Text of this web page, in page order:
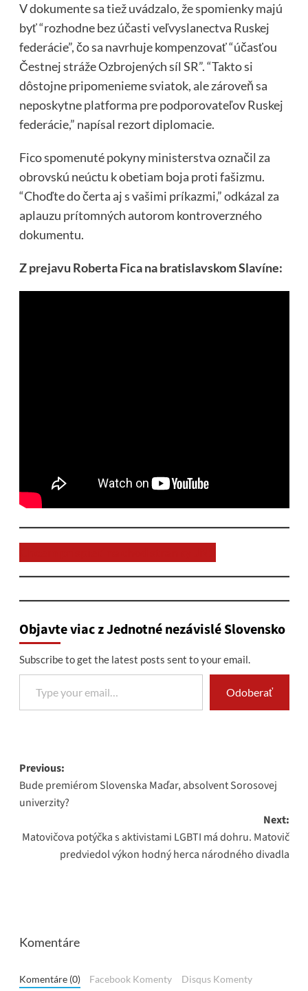
V dokumente sa tiež uvádzalo, že spomienky majú
byť “rozhodne bez účasti veľvyslanectva Ruskej
federácie”, čo sa navrhuje kompenzovať “účasťou
Čestnej stráže Ozbrojených síl SR”. “Takto si
dôstojne pripomenieme sviatok, ale zároveň sa
neposkytne platforma pre podporovateľov Ruskej
federácie,” napísal rezort diplomacie.
Fico spomenuté pokyny ministerstva označil za
obrovskú neúctu k obetiam boja proti fašizmu.
“Choďte do čerta aj s vašimi príkazmi,” odkázal za
aplauzu prítomných autorom kontroverzného
dokumentu.
Z prejavu Roberta Fica na bratislavskom Slavíne:
Objavte viac z Jednotné nezávislé Slovensko
Subscribe to get the latest posts sent to your email.
Type your email…
Odoberať
Post
navigation
Previous:
Bude premiérom Slovenska Maďar, absolvent Sorosovej
univerzity?
Next:
Matovičova potýčka s aktivistami LGBTI má dohru. Matovič
predviedol výkon hodný herca národného divadla
Komentáre
Komentáre (0) Facebook Komenty Disqus Komenty